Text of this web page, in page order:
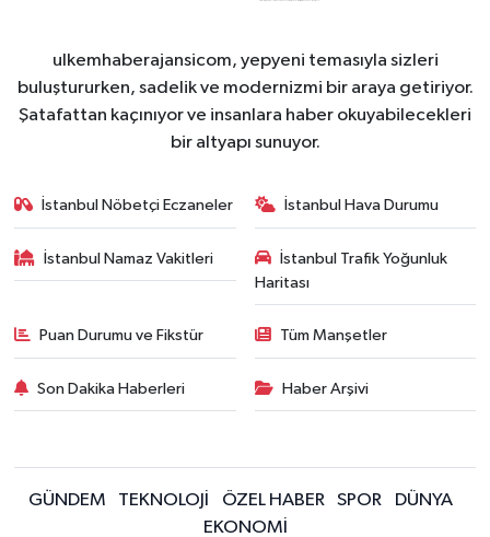
ulkemhaberajansicom, yepyeni temasıyla sizleri
buluştururken, sadelik ve modernizmi bir araya getiriyor.
Şatafattan kaçınıyor ve insanlara haber okuyabilecekleri
bir altyapı sunuyor.
İstanbul Nöbetçi Eczaneler İstanbul Hava Durumu
İstanbul Namaz Vakitleri
İstanbul Trafik Yoğunluk
Haritası
Puan Durumu ve Fikstür Tüm Manşetler
Son Dakika Haberleri Haber Arşivi
GÜNDEM TEKNOLOJİ ÖZEL HABER SPOR
DÜNYA
EKONOMİ